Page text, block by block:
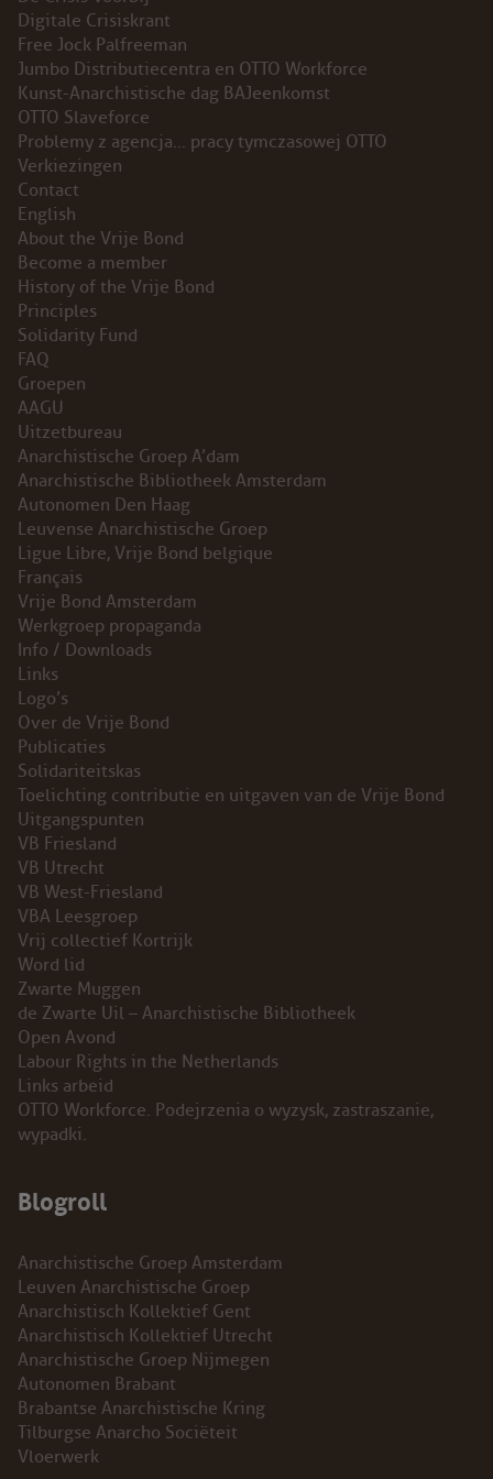
INSTAGRAM
BLUESKY
ENGLISH
ABOUT THE VRIJE BOND
PRINCIPLES
BECOME A MEMBER
SOLIDARITY FUND
HISTORY OF THE VRIJE BOND
FREE ASSOCIATION
Digitale Crisiskrant
Free Jock Palfreeman
Jumbo Distributiecentra en OTTO Workforce
Kunst-Anarchistische dag BAJeenkomst
OTTO Slaveforce
Problemy z agencja… pracy tymczasowej OTTO
Verkiezingen
Contact
English
About the Vrije Bond
Become a member
History of the Vrije Bond
Principles
Solidarity Fund
FAQ
Groepen
AAGU
Uitzetbureau
Anarchistische Groep A’dam
Anarchistische Bibliotheek Amsterdam
Autonomen Den Haag
Leuvense Anarchistische Groep
Ligue Libre, Vrije Bond belgique
Français
Vrije Bond Amsterdam
Werkgroep propaganda
Info / Downloads
Links
Logo’s
Over de Vrije Bond
Publicaties
Solidariteitskas
Toelichting contributie en uitgaven van de Vrije Bond
Uitgangspunten
VB Friesland
VB Utrecht
VB West-Friesland
VBA Leesgroep
Vrij collectief Kortrijk
Word lid
Zwarte Muggen
de Zwarte Uil – Anarchistische Bibliotheek
Open Avond
Labour Rights in the Netherlands
Links arbeid
OTTO Workforce. Podejrzenia o wyzysk, zastraszanie,
wypadki.
Blogroll
Anarchistische Groep Amsterdam
Leuven Anarchistische Groep
Anarchistisch Kollektief Gent
Anarchistisch Kollektief Utrecht
Anarchistische Groep Nijmegen
Autonomen Brabant
Brabantse Anarchistische Kring
Tilburgse Anarcho Sociëteit
Vloerwerk